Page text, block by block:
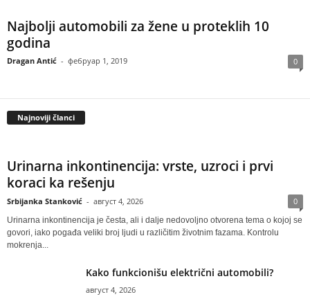
Najbolji automobili za žene u proteklih 10
godina
Dragan Antić - фебруар 1, 2019 0
Najnoviji članci
Urinarna inkontinencija: vrste, uzroci i prvi
koraci ka rešenju
Srbijanka Stanković - август 4, 2026 0
Urinarna inkontinencija je česta, ali i dalje nedovoljno otvorena tema o kojoj se
govori, iako pogađa veliki broj ljudi u različitim životnim fazama. Kontrolu
mokrenja...
Kako funkcionišu električni automobili?
август 4, 2026